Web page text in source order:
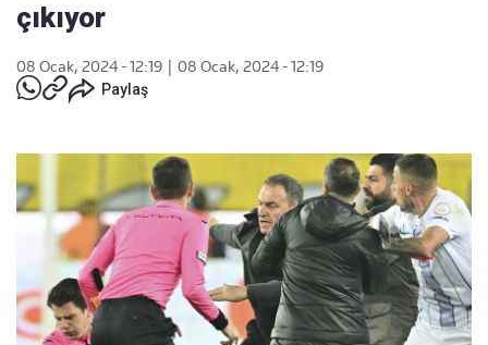
çıkıyor
08 Ocak, 2024 - 12:19
08 Ocak, 2024 - 12:19
Paylaş